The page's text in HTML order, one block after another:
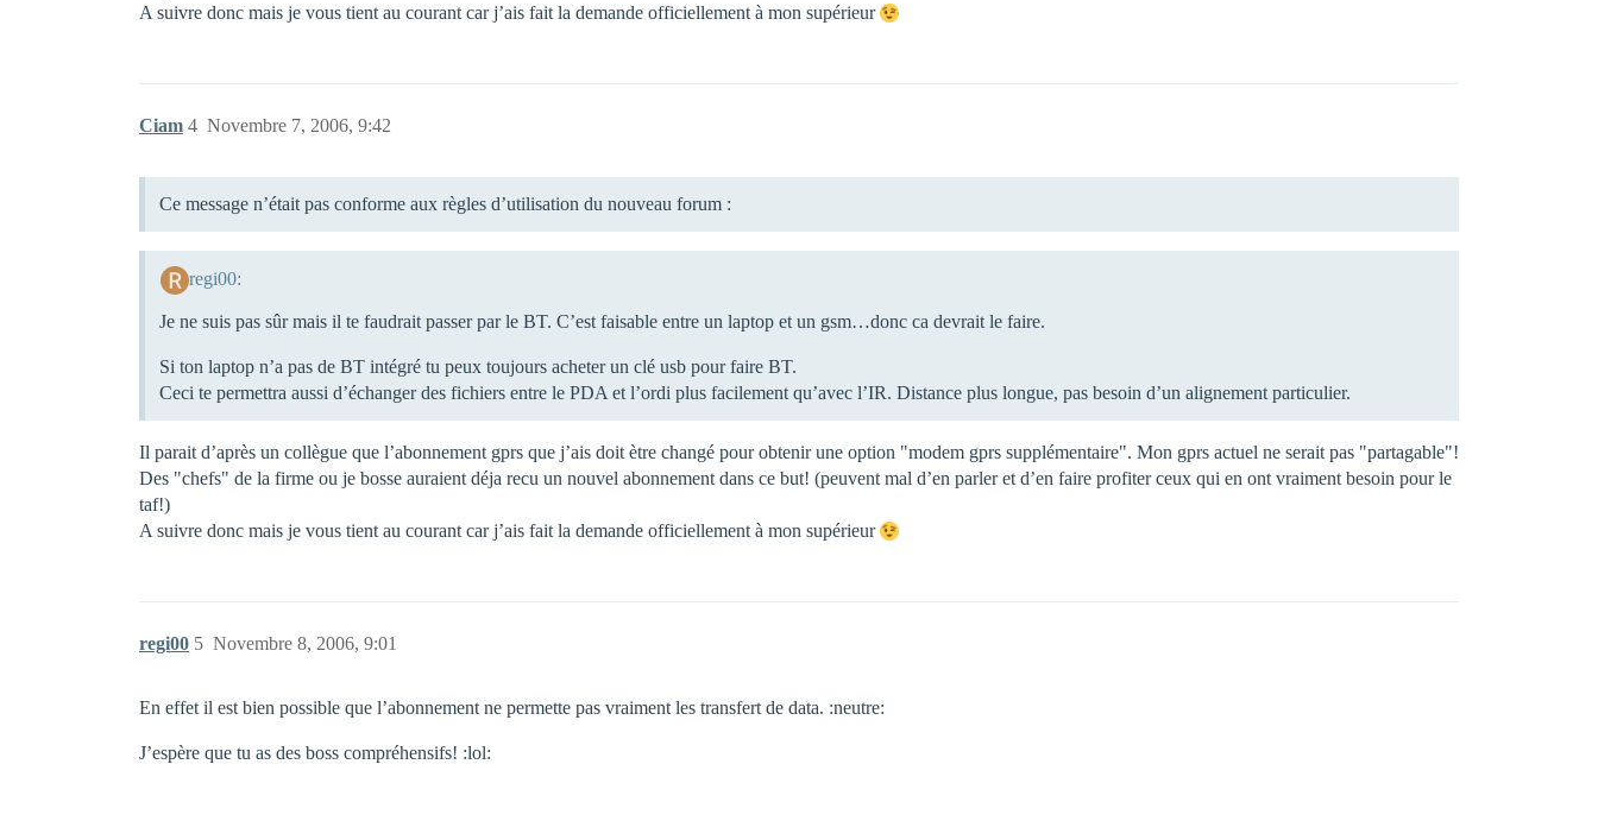
A suivre donc mais je vous tient au courant car j’ais fait la demande officiellement à mon supérieur
Ciam Novembre 7, 2006, 9:42
4
Ce message n’était pas conforme aux règles d’utilisation du nouveau forum :
regi00:
Je ne suis pas sûr mais il te faudrait passer par le BT. C’est faisable entre un laptop et un gsm…donc ca devrait le faire.
Si ton laptop n’a pas de BT intégré tu peux toujours acheter un clé usb pour faire BT.
Ceci te permettra aussi d’échanger des fichiers entre le PDA et l’ordi plus facilement qu’avec l’IR. Distance plus longue, pas besoin d’un alignement particulier.
Il parait d’après un collègue que l’abonnement gprs que j’ais doit ètre changé pour obtenir une option "modem gprs supplémentaire". Mon gprs actuel ne serait pas "partagable"!
Des "chefs" de la firme ou je bosse auraient déja recu un nouvel abonnement dans ce but! (peuvent mal d’en parler et d’en faire profiter ceux qui en ont vraiment besoin pour le
taf!)
A suivre donc mais je vous tient au courant car j’ais fait la demande officiellement à mon supérieur
regi00 Novembre 8, 2006, 9:01
5
En effet il est bien possible que l’abonnement ne permette pas vraiment les transfert de data. :neutre:
J’espère que tu as des boss compréhensifs! :lol: